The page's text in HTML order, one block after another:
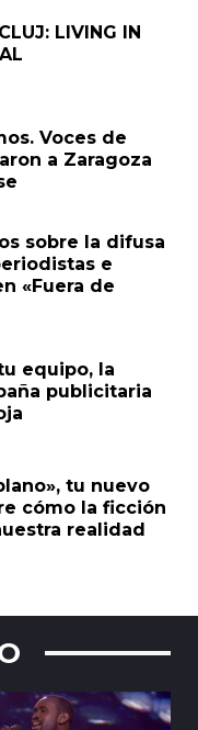
LIVING IN
Voces de
a Zaragoza
sobre la difusa
e
«Fuera de
equipo, la
publicitaria
tu nuevo
cómo la ficción
realidad